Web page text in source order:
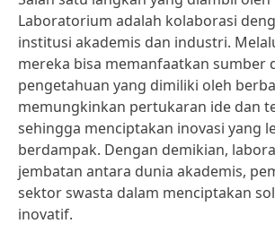
Laboratorium adalah kolaborasi
institusi akademis dan industri.
mereka bisa memanfaatkan sumber
pengetahuan yang dimiliki oleh
memungkinkan pertukaran ide dan
sehingga menciptakan inovasi yang
berdampak. Dengan demikian,
jembatan antara dunia akademis,
sektor swasta dalam menciptakan
inovatif.